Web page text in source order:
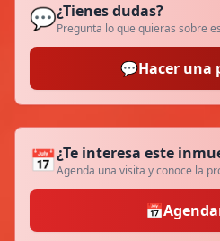
💬¿Tienes dudas?
Pregunta lo que quieras sobre
💬Hacer una
📅¿Te interesa este
Agenda una visita y conoce la
📅